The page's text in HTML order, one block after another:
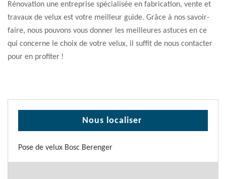
Rénovation une entreprise spécialisée en fabrication, vente et
travaux de velux est votre meilleur guide. Grâce à nos savoir-
faire, nous pouvons vous donner les meilleures astuces en ce
qui concerne le choix de votre velux, il suffit de nous contacter
pour en profiter !
Nous localiser
Pose de velux Bosc Berenger